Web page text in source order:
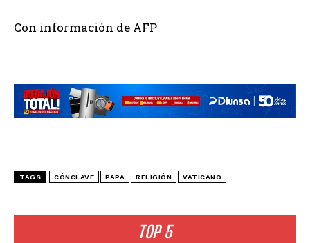
TOP 5
Con información de AFP
TAGS CÓNCLAVE PAPA RELIGIÓN VATICANO